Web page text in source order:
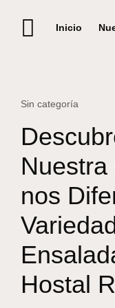
Inicio
Sin categoría
nos
Hostal